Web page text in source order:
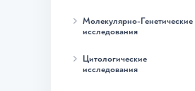
Молекулярно-Генетические
исследования
Цитологические
исследования